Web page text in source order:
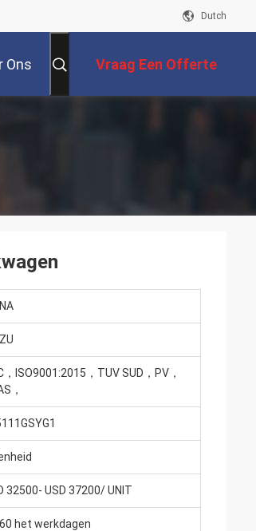
Dutch
Ons Vraag Een Offerte
，ISO9001:2015，TUV SUD，PV，
，
32500- USD 37200/ UNIT
het werkdagen